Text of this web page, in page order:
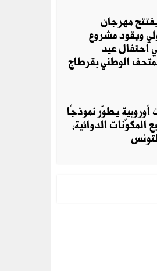
مهرجان
ويقود مشروع
في احتفال عيد
الوطني بقرطاج
أوروبية يطوّر نموذجًا
المكوّنات الدوائية،